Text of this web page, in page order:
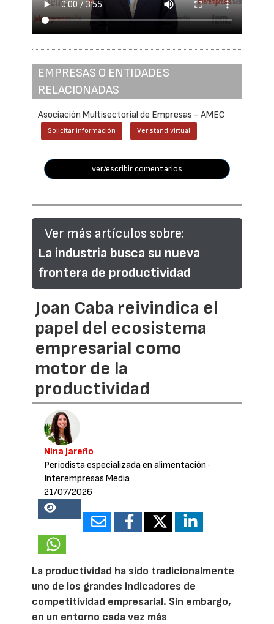
EMPRESAS O ENTIDADES
RELACIONADAS
Asociación Multisectorial de Empresas - AMEC
Solicitar información Ver stand virtual
ver/escribir comentarios
Ver más artículos sobre:
La industria busca su nueva
frontera de productividad
Joan Caba reivindica el
papel del ecosistema
empresarial como
motor de la
productividad
Nina Jareño
Periodista especializada en alimentación ·
Interempresas Media
21/07/2026
18620
La productividad ha sido tradicionalmente
uno de los grandes indicadores de
competitividad empresarial. Sin embargo,
en un entorno cada vez más